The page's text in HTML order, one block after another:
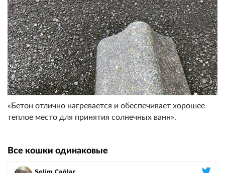
«Бетон отлично нагревается и обеспечивает хорошее
теплое место для принятия солнечных ванн».
Все кошки одинаковые